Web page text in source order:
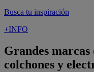
Busca tu inspiración
+INFO
Grandes marcas
colchones y